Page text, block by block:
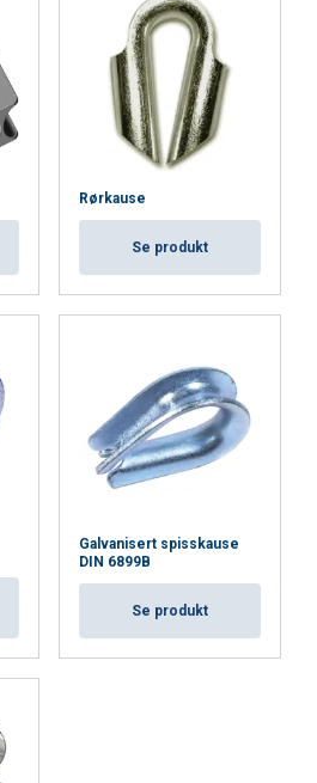
Rørkause
Se produkt
Galvanisert spisskause
DIN 6899B
Se produkt
Unclassified
ACCEPT ALL
DECLINE ALL